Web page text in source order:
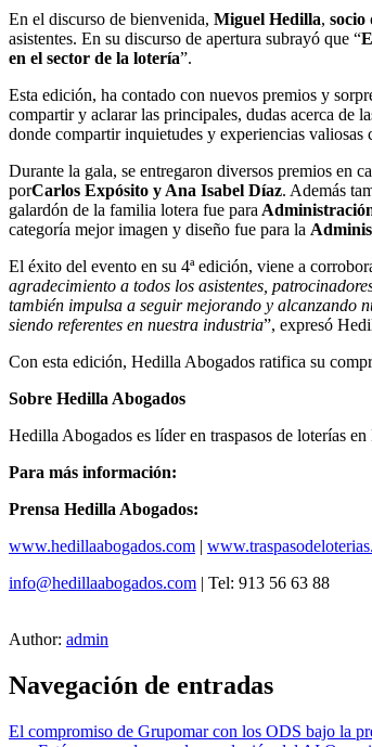
En el discurso de bienvenida, Miguel Hedilla, socio
asistentes. En su discurso de apertura subrayó que “
en el sector de la lotería”.
Esta edición, ha contado con nuevos premios y
compartir y aclarar las principales, dudas acerca de
donde compartir inquietudes y experiencias
Durante la gala, se entregaron diversos premios en
porCarlos Expósito y Ana Isabel Díaz. Además
galardón de la familia lotera fue para
categoría mejor imagen y diseño fue para la
El éxito del evento en su 4ª edición, viene a
agradecimiento a todos los asistentes,
también impulsa a seguir mejorando y alcanzando
siendo referentes en nuestra industria”, expresó
Con esta edición, Hedilla Abogados ratifica su
Sobre Hedilla Abogados
Hedilla Abogados es líder en traspasos de loterías
Para más información:
Prensa Hedilla Abogados:
www.hedillaabogados.com |
info@hedillaabogados.com | Tel: 913 56 63 88
Author: admin
Navegación de entradas
El compromiso de Grupomar con los ODS bajo la